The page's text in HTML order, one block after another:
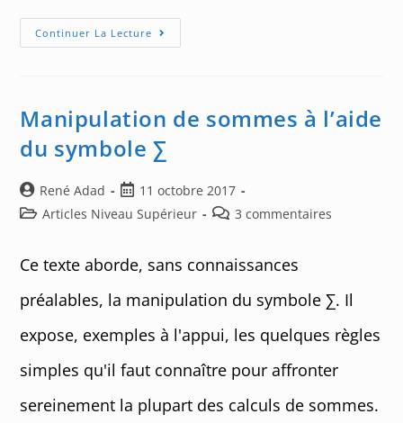
Continuer La Lecture Challenge
13
Racine
Carrée
Manipulation de sommes à l’aide
du symbole ∑
Auteur/autrice
de
René Adad
Post
published:
11 octobre 2017
PostArticles Niveau Supérieur
Post3 commentaires
Ce texte aborde, sans connaissances
préalables, la manipulation du symbole ∑. Il
expose, exemples à l'appui, les quelques règles
simples qu'il faut connaître pour affronter
sereinement la plupart des calculs de sommes.